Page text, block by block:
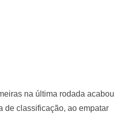
na última rodada acabou
de classificação, ao empatar